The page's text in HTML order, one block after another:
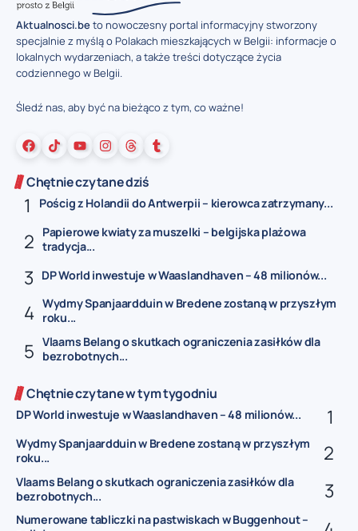
Aktualnosci.beto nowoczesny portal informacyjny stworzony
specjalnie z myślą o Polakach mieszkających w Belgii: informacje o
lokalnych wydarzeniach, a także treści dotyczące życia
codziennego w Belgii.
Śledź nas, aby być na bieżąco z tym, co ważne!
Chętnie czytane dziś
Pościg z Holandii do Antwerpii – kierowca zatrzymany...
Papierowe kwiaty za muszelki – belgijska plażowa
tradycja...
DP World inwestuje w Waaslandhaven – 48 milionów...
Wydmy Spanjaardduin w Bredene zostaną w przyszłym
roku...
Vlaams Belang o skutkach ograniczenia zasiłków dla
bezrobotnych...
Chętnie czytane w tym tygodniu
DP World inwestuje w Waaslandhaven – 48 milionów...
Wydmy Spanjaardduin w Bredene zostaną w przyszłym
roku...
Vlaams Belang o skutkach ograniczenia zasiłków dla
bezrobotnych...
Numerowane tabliczki na pastwiskach w Buggenhout –